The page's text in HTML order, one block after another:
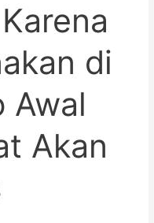
di
Awal
Akan